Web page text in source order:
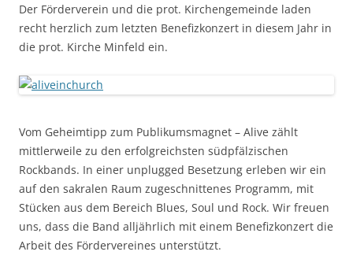
Der Förderverein und die prot. Kirchengemeinde laden
recht herzlich zum letzten Benefizkonzert in diesem Jahr in
die prot. Kirche Minfeld ein.
Vom Geheimtipp zum Publikumsmagnet – Alive zählt
mittlerweile zu den erfolgreichsten südpfälzischen
Rockbands. In einer unplugged Besetzung erleben wir ein
auf den sakralen Raum zugeschnittenes Programm, mit
Stücken aus dem Bereich Blues, Soul und Rock. Wir freuen
uns, dass die Band alljährlich mit einem Benefizkonzert die
Arbeit des Fördervereines unterstützt.